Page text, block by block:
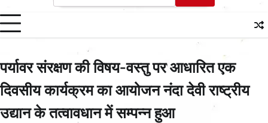
for:
पर्यावर संरक्षण की विषय-वस्तु पर आधारित एक
दिवसीय कार्यक्रम का आयोजन नंदा देवी राष्ट्रीय
उ‌द्यान के तत्वावधान में सम्पन्न हुआ